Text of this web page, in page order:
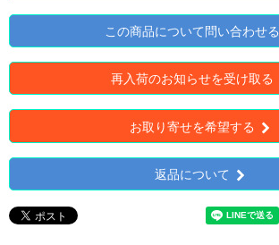
この商品について問い合わせる
再入荷のお知らせを受け取る
お取り寄せを希望する
返品について